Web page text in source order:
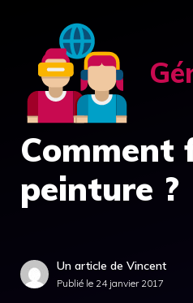
contenu
Comment
peinture ?
Un article de Vincent
Publié le 24 janvier 2017